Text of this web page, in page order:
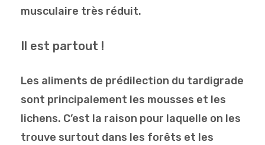
musculaire très réduit.
Il est partout !
Les aliments de prédilection du tardigrade
sont principalement les mousses et les
lichens. C’est la raison pour laquelle on les
trouve surtout dans les forêts et les